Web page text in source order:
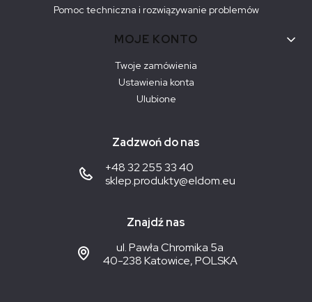
Pomoc techniczna i rozwiązywanie problemów
MOJE KONTO
Twoje zamówienia
Ustawienia konta
Ulubione
Zadzwoń do nas
+48 32 255 33 40
sklep.produkty@eldom.eu
Znajdź nas
ul. Pawła Chromika 5a
40-238 Katowice, POLSKA